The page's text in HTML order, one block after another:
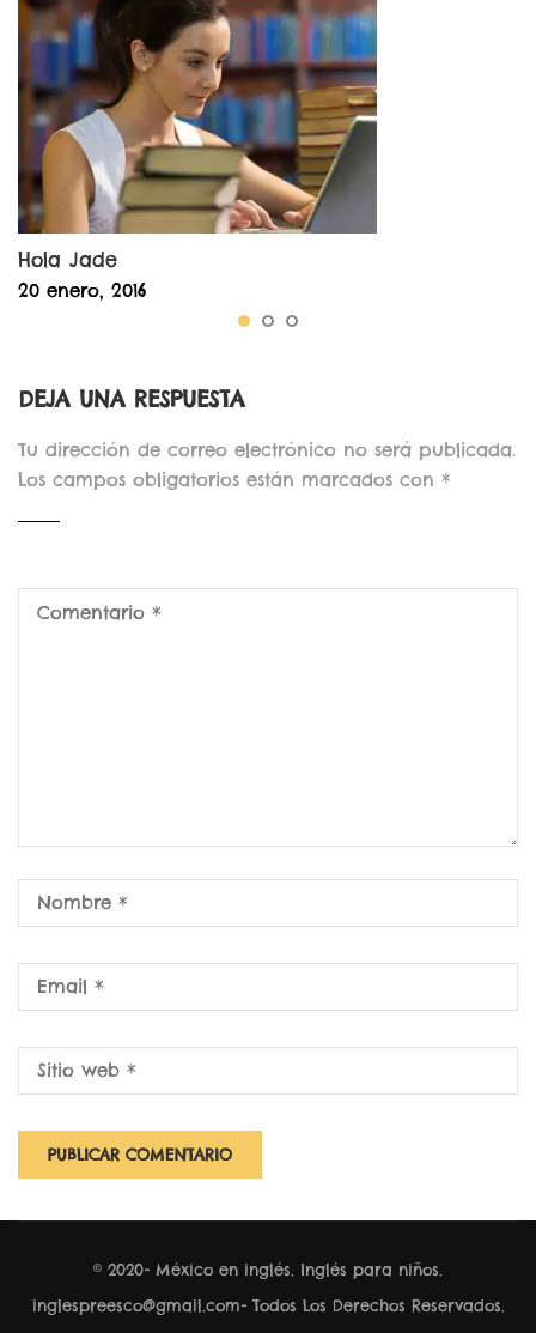
Hola Jade
20 enero, 2016
DEJA UNA RESPUESTA
Tu dirección de correo electrónico no será publicada.
Los campos obligatorios están marcados con *
® 2020- México en inglés. Inglés para niños.
inglespreesco@gmail.com- Todos Los Derechos Reservados